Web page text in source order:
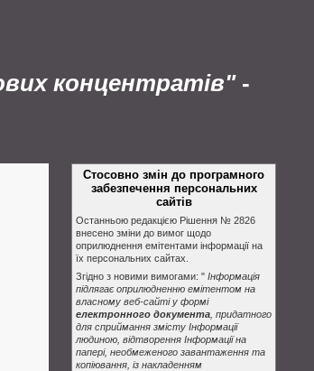
концентратів"-
Стосовно змін до програмного
забезпечення персональних
сайтів
Останньою редакцією Рішення № 2826
внесено зміни до вимог щодо
оприлюднення емітентами інформації на
їх персональних сайтах.
Згідно з новими вимогами: " Інформація
підлягає оприлюдненню емітентом на
власному веб-сайті у формі
електронного документа , придатного
для сприймання змісту Інформації
людиною, відтворення Інформації на
папері, необмеженого завантаження та
копіювання, із накладенням